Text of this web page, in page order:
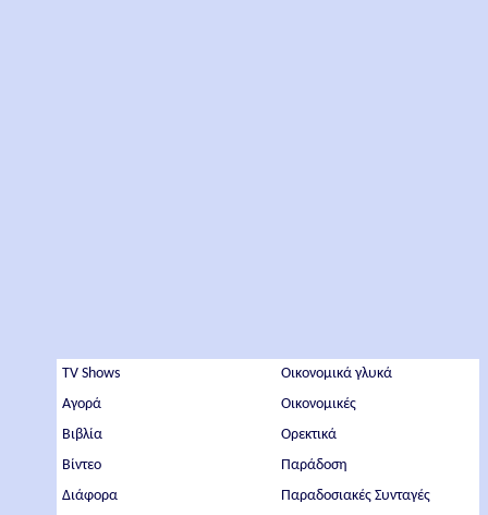
TV Shows
Αγορά
Βιβλία
Βίντεο
Διάφορα
Οικονομικά γλυκά
Οικονομικές
Ορεκτικά
Παράδοση
Παραδοσιακές Συνταγές